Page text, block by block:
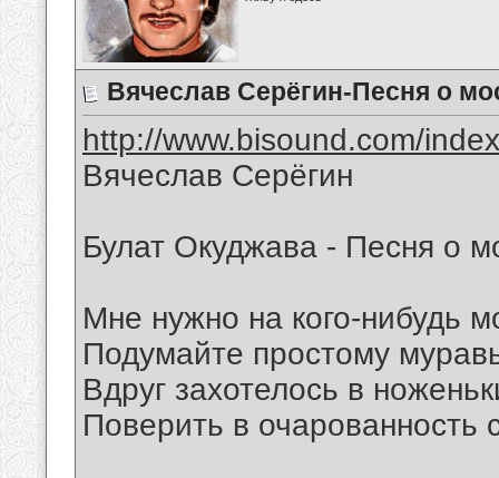
Вячеслав Серёгин-Песня о
http://www.bisound.com/
Вячеслав Серёгин
Булат Окуджава - Песня о
Мне нужно на кого-нибудь
Подумайте простому
Вдруг захотелось в
Поверить в очарованность